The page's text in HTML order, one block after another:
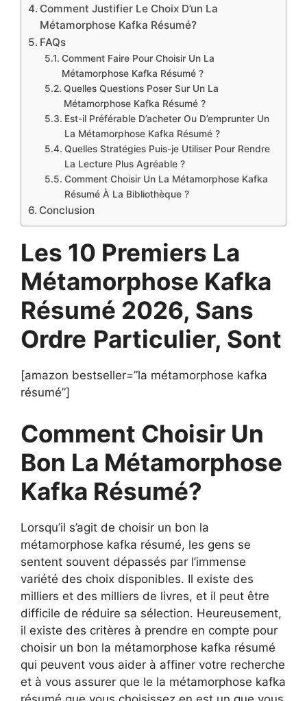
Comment Justifier Le Choix D’un La
Métamorphose Kafka Résumé?
FAQs
Comment Faire Pour Choisir Un La
Métamorphose Kafka Résumé ?
Quelles Questions Poser Sur Un La
Métamorphose Kafka Résumé ?
Est-il Préférable D’acheter Ou D’emprunter Un
La Métamorphose Kafka Résumé ?
Quelles Stratégies Puis-je Utiliser Pour Rendre
La Lecture Plus Agréable ?
Comment Choisir Un La Métamorphose Kafka
Résumé À La Bibliothèque ?
Conclusion
Les 10 Premiers La
Métamorphose Kafka
Résumé 2026, Sans
Ordre Particulier, Sont
[amazon bestseller=”la métamorphose kafka
résumé”]
Comment Choisir Un
Bon La Métamorphose
Kafka Résumé?
Lorsqu’il s’agit de choisir un bon la
métamorphose kafka résumé, les gens se
sentent souvent dépassés par l’immense
variété des choix disponibles. Il existe des
milliers et des milliers de livres, et il peut être
difficile de réduire sa sélection. Heureusement,
il existe des critères à prendre en compte pour
choisir un bon la métamorphose kafka résumé
qui peuvent vous aider à affiner votre recherche
et à vous assurer que le la métamorphose kafka